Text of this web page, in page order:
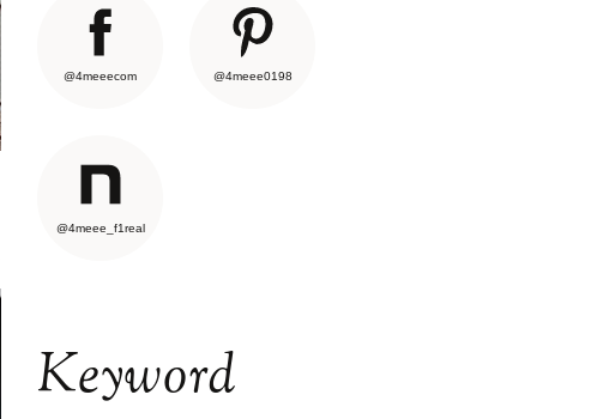
@4meeecom @4meee0198
@4meee_f1real
Keyword